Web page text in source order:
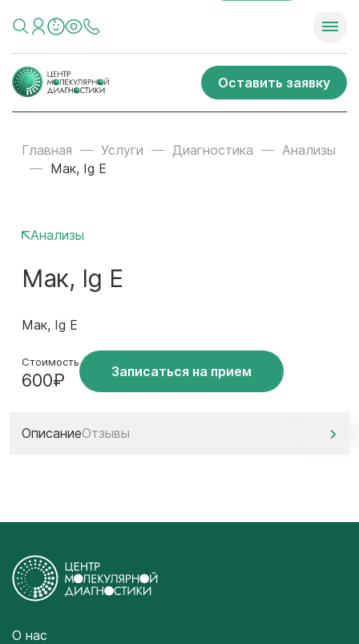
Оставить заявку
Главная Услуги Диагностика
Анализы
Мак, Ig E
Анализы
Мак, Ig E
Мак, Ig E
Стоимость
600₽ Записаться на прием
ОписаниеОтзывы
О нас